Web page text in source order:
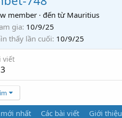
member · đến từ Mauritius
gia 10/9/25
thấy lần cuối 10/9/25
viết
3
nhất Các bài viết Giới thiệu